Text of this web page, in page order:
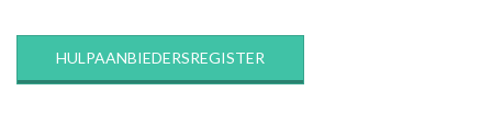
HULPAANBIEDERSREGISTER